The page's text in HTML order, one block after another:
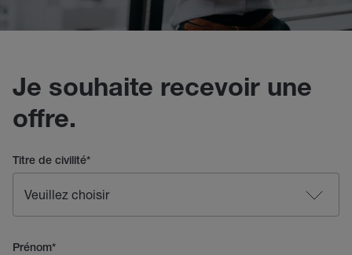
Je souhaite recevoir une
offre.
Titre de civilité*
Prénom*